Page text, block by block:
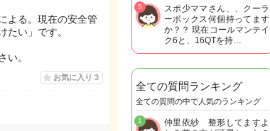
よる。現在の安全管
たい」です。
い。
お気に入り 3
スポ少ママさん、、クーラ
ーボックス何個持ってます
か？？ 現在コールマンテイ
ク6と、16QTを持…
5
全ての質問ランキング
全ての質問の中で人気のランキング
仲里依紗 整形してますよ
1